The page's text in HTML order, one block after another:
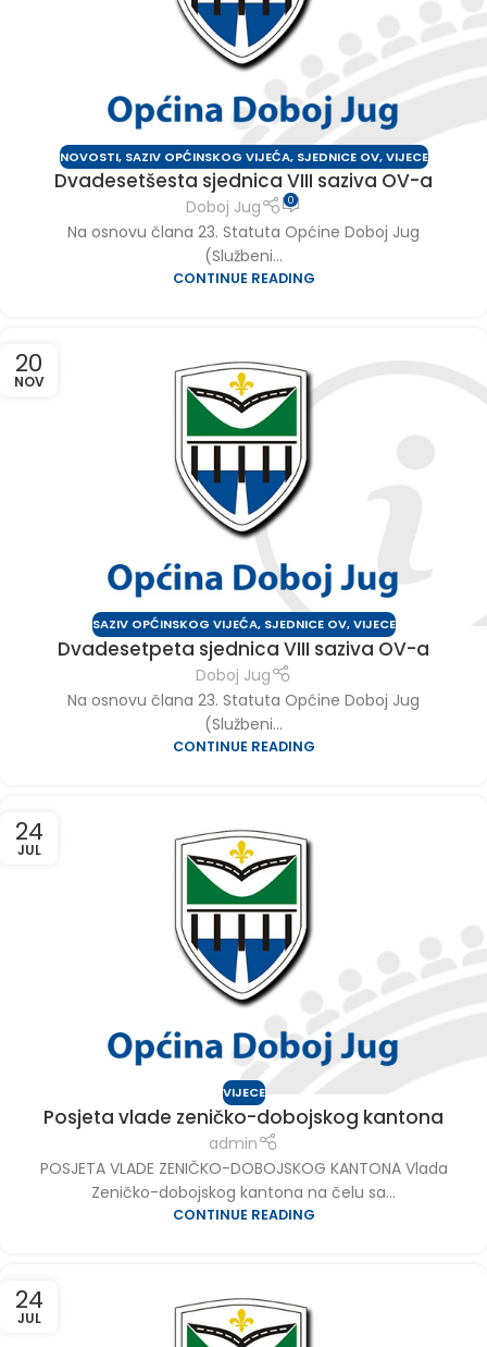
NOVOSTI, SAZIV OPĆINSKOG VIJEĆA, SJEDNICE OV,VIJECE
Dvadesetšesta sjednica VIII saziva OV-a
Doboj Jug 0
Na osnovu člana 23. Statuta Općine Doboj Jug
(Službeni...
CONTINUE READING
20
NOV
SAZIV OPĆINSKOG VIJEĆA, SJEDNICE OV,VIJECE
Dvadesetpeta sjednica VIII saziva OV-a
Doboj Jug
Na osnovu člana 23. Statuta Općine Doboj Jug
(Službeni...
CONTINUE READING
24
JUL
VIJECE
Posjeta vlade zeničko-dobojskog kantona
admin
POSJETA VLADE ZENIČKO-DOBOJSKOG KANTONA Vlada
Zeničko-dobojskog kantona na čelu sa...
CONTINUE READING
24
JUL